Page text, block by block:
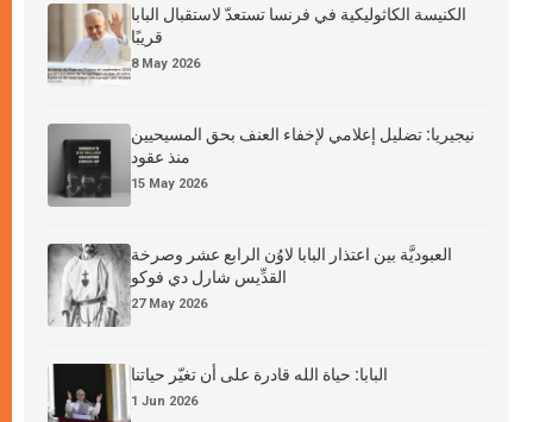
الكنيسة الكاثوليكية في فرنسا تستعدّ لاستقبال البابا
قريبًا
8 May 2026
نيجيريا: تضليل إعلامي لإخفاء العنف بحق المسيحيين
منذ عقود
15 May 2026
العبوديَّة بين اعتذار البابا لاوُن الرابع عشر وصرخة
القدِّيس شارل دي فوكو
27 May 2026
البابا: حياة الله قادرة على أن تغيّر حياتنا
1 Jun 2026